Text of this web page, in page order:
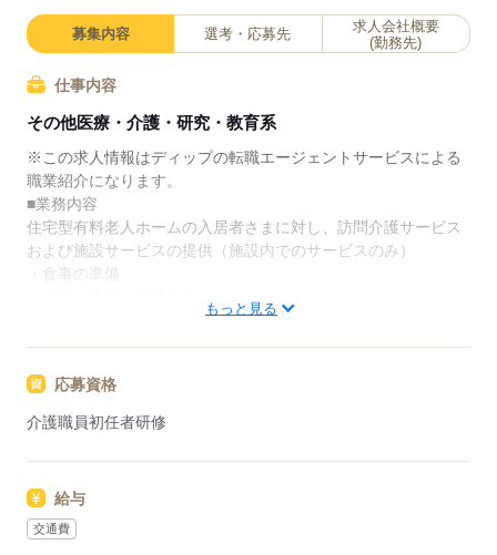
★職業紹介とは？
リアアドバイザーが入職まで無料でサポートいたしま
★ご利用メリット
日本最大級の求人情報の中からぴったりな求人をご紹
介｡
履歴書作成のアドバイスや面接日の調整だけでなく、
お給料、お休み、入職時期の交渉もサポートします。
費用は一切かかりません。
募集内容 選考・応募先
求人会社概要
(勤務先)
仕事内容
その他医療・介護・研究・教育系
※この求人情報はディップの転職エージェントサービスによる
職業紹介になります。
■業務内容
住宅型有料老人ホームの入居者さまに対し、訪問介護サービス
および施設サービスの提供（施設内でのサービスのみ）
・食事の準備
・見守り介護、日常生活介護など
終末期のがんや人工呼吸器を使用中の方など医療依存度が高い
方がご入居されています。
■記録方法：タブレット入力
★おすすめポイント★
・圧倒的高給与！
もっと見る
応募資格
介護職員初任者研修
給与
交通費